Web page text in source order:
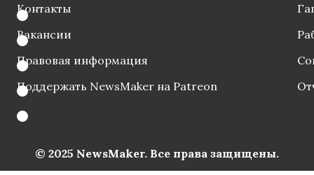
Контакты
Вакансии
Правовая информация
Поддержать NewsMaker на Patreon
© 2025 NewsMaker. Все права защищены.